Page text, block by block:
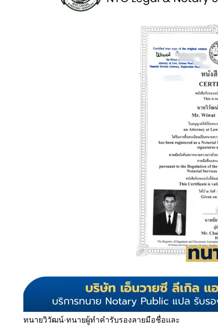
ทนายวิวัฒน์·ทนายผู้ทำคำรับรองลายมือชื่อและ